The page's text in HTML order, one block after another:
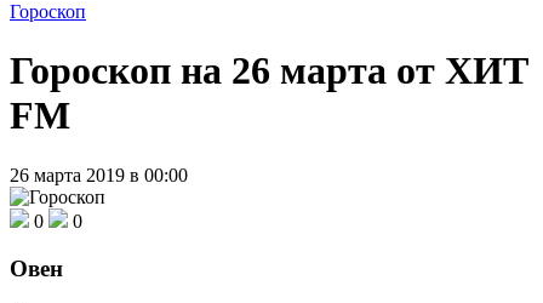
Гороскоп
Гороскоп на 26 марта от ХИТ
FM
26 марта 2019 в 00:00
0 0
Овен